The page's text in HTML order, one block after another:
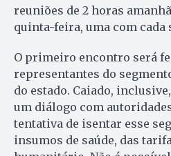
reuniões de 2 horas
quinta-feira, uma com cada
O primeiro encontro será
representantes do
do estado. Caiado,
um diálogo com
tentativa de isentar esse
insumos de saúde, das